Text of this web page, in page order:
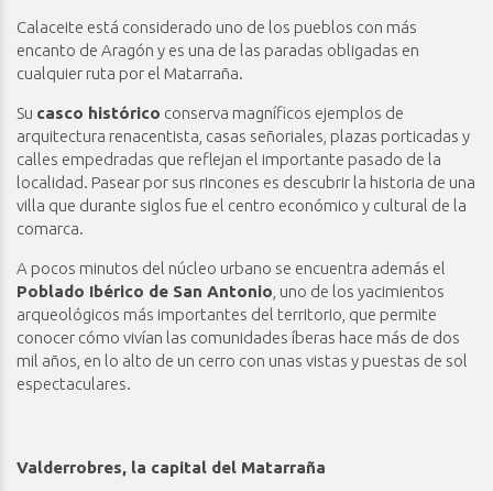
Calaceite está considerado uno de los pueblos con más
encanto de Aragón y es una de las paradas obligadas en
cualquier ruta por el Matarraña.
Su casco histórico conserva magníficos ejemplos de
arquitectura renacentista, casas señoriales, plazas porticadas y
calles empedradas que reflejan el importante pasado de la
localidad. Pasear por sus rincones es descubrir la historia de una
villa que durante siglos fue el centro económico y cultural de la
comarca.
A pocos minutos del núcleo urbano se encuentra además el
Poblado Ibérico de San Antonio , uno de los yacimientos
arqueológicos más importantes del territorio, que permite
conocer cómo vivían las comunidades íberas hace más de dos
mil años, en lo alto de un cerro con unas vistas y puestas de sol
espectaculares.
Valderrobres, la capital del Matarraña